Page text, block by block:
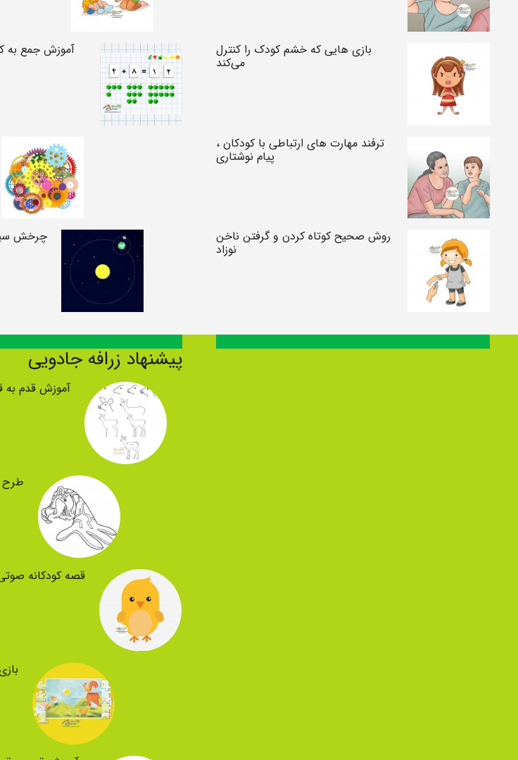
بازی هایی که خشم کودک را کنترل
می‌کند
ترفند مهارت های ارتباطی با کودکان ،
پیام نوشتاری
روش صحیح کوتاه کردن و گرفتن ناخن‌
نوزاد
آموزش جمع به
چرخش
پیشنهاد زرافه جادویی
آموزش قدم به
طرح
قصه کودکانه